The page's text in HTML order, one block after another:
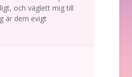
och väglett mig till
är dem evigt